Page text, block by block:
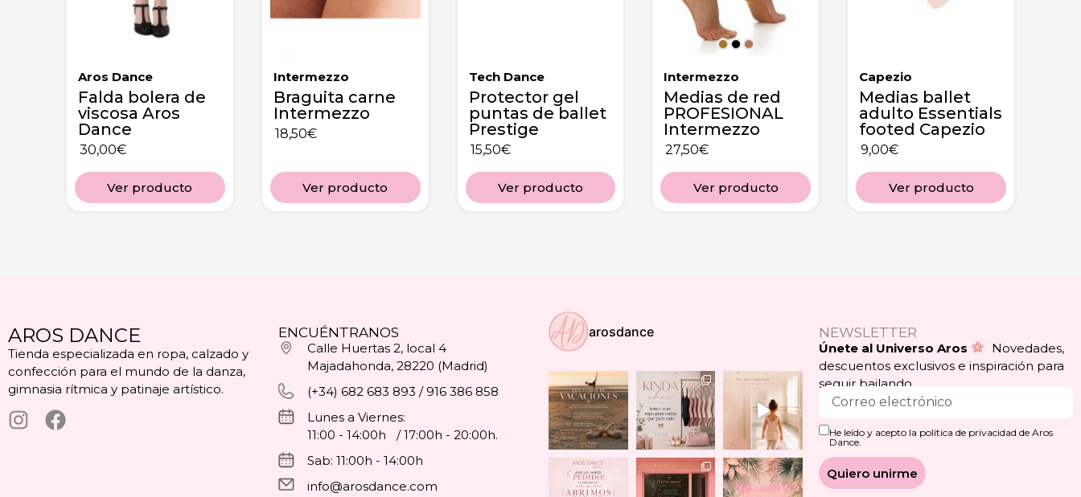
Aros Dance
Falda bolera de
viscosa Aros
Dance
30,00€
Ver producto
Intermezzo
Braguita carne
Intermezzo
18,50€
Ver producto
Tech Dance
Protector gel
puntas de ballet
Prestige
15,50€
Ver producto
Intermezzo
Medias de red
PROFESIONAL
Intermezzo
27,50€
Ver producto
Capezio
Medias ballet
adulto Essentials
footed Capezio
9,00€
Ver producto
AROS DANCE
Tienda especializada en ropa, calzado y
confección para el mundo de la danza,
gimnasia rítmica y patinaje artístico.
ENCUÉNTRANOS
Calle Huertas 2, local 4
Majadahonda, 28220 (Madrid)
(+34) 682 683 893 / 916 386 858
Lunes a Viernes:
11:00 - 14:00h / 17:00h - 20:00h.
Sab: 11:00h - 14:00h
info@arosdance.com
arosdance NEWSLETTER
Únete al Universo Aros
Novedades,
descuentos exclusivos e inspiración para
seguir bailando.
He leído y acepto la política de privacidad de Aros
Dance.
Quiero unirme